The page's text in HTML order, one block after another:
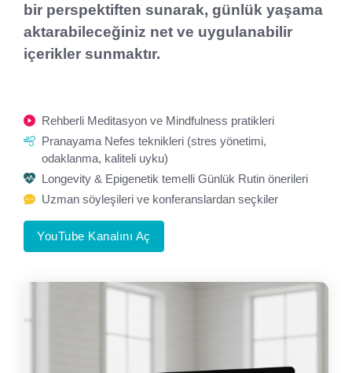
bir perspektiften sunarak, günlük yaşama
aktarabileceğiniz net ve uygulanabilir
içerikler sunmaktır.
Rehberli Meditasyon ve Mindfulness pratikleri
Pranayama Nefes teknikleri (stres yönetimi,
odaklanma, kaliteli uyku)
Longevity & Epigenetik temelli Günlük Rutin önerileri
Uzman söyleşileri ve konferanslardan seçkiler
YouTube Kanalını Aç